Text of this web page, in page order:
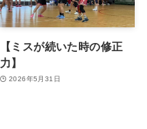
【ミスが続いた時の修正
力】
2026年5月31日